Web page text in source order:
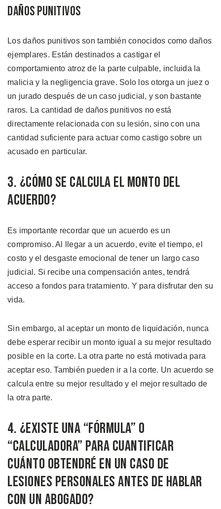
Daños Punitivos
Los daños punitivos son también conocidos como daños
ejemplares. Están destinados a castigar el
comportamiento atroz de la parte culpable, incluida la
malicia y la negligencia grave. Solo los otorga un juez o
un jurado después de un caso judicial, y son bastante
raros. La cantidad de daños punitivos no está
directamente relacionada con su lesión, sino con una
cantidad suficiente para actuar como castigo sobre un
acusado en particular.
3. ¿Cómo se Calcula el Monto del
Acuerdo?
Es importante recordar que un acuerdo es un
compromiso. Al llegar a un acuerdo, evite el tiempo, el
costo y el desgaste emocional de tener un largo caso
judicial. Si recibe una compensación antes, tendrá
acceso a fondos para tratamiento. Y para disfrutar den su
vida.
Sin embargo, al aceptar un monto de liquidación, nunca
debe esperar recibir un monto igual a su mejor resultado
posible en la corte. La otra parte no está motivada para
aceptar eso. También pueden ir a la corte. Un acuerdo se
calcula entre su mejor resultado y el mejor resultado de
la otra parte.
4. ¿Existe una “Fórmula” o
“Calculadora” para Cuantificar
Cuánto Obtendré en un Caso de
Lesiones Personales antes de Hablar
con un Abogado?